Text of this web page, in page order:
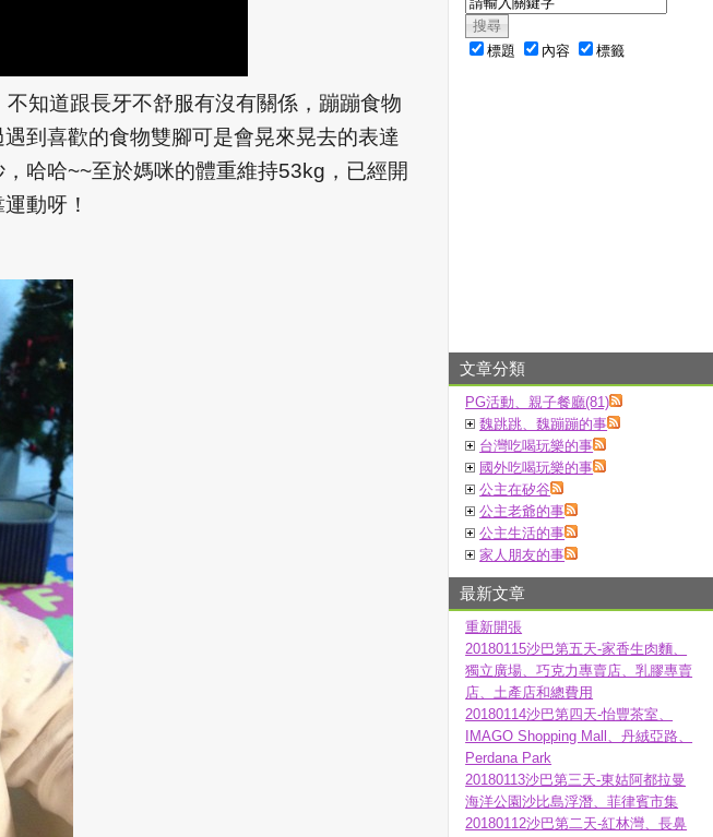
不知道跟長牙不舒服有沒有關係，蹦蹦食物
到喜歡的食物雙腳可是會晃來晃去的表達
哈哈~~至於媽咪的體重維持53kg ，已經開
動呀！
標題 內容 標籤
文章分類
PG活動、親子餐廳(81)
魏跳跳、魏蹦蹦的事
台灣吃喝玩樂的事
國外吃喝玩樂的事
公主在矽谷
公主老爺的事
公主生活的事
家人朋友的事
最新文章
重新開張
20180115沙巴第五天-家香生肉麵、
獨立廣場、巧克力專賣店、乳膠專賣
店、土產店和總費用
20180114沙巴第四天-怡豐茶室、
IMAGO Shopping Mall、丹絨亞路、
Perdana Park
20180113沙巴第三天-東姑阿都拉曼
海洋公園沙比島浮潛、菲律賓市集
20180112沙巴第二天-紅林灣、長鼻